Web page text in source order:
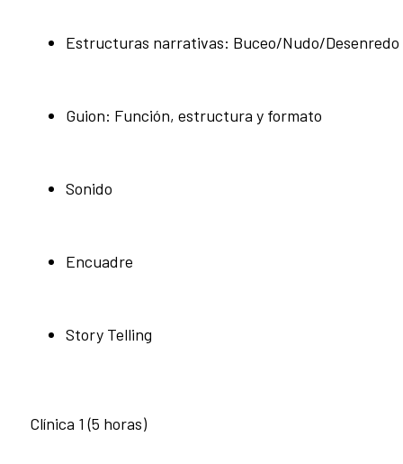
Estructuras narrativas: Buceo/Nudo/Desenredo
Guion: Función, estructura y formato
Sonido
Encuadre
Story Telling
Clínica 1 (5 horas)